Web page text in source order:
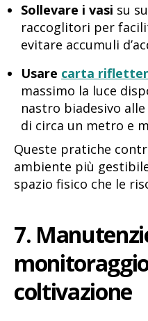
Sollevare i vasi su
raccoglitori per
evitare accumuli
Usare carta
massimo la luce
nastro biadesivo
di circa un metro e
Queste pratiche
ambiente più
spazio fisico che le
7.
coltivazione